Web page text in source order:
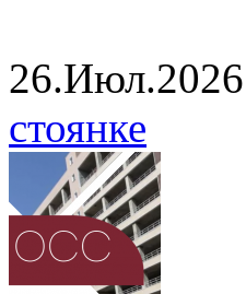
26.Июл.2026
стоянке